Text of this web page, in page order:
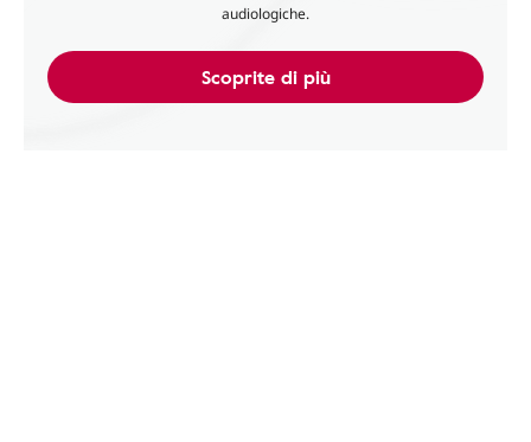
audiologiche.
Scoprite di più